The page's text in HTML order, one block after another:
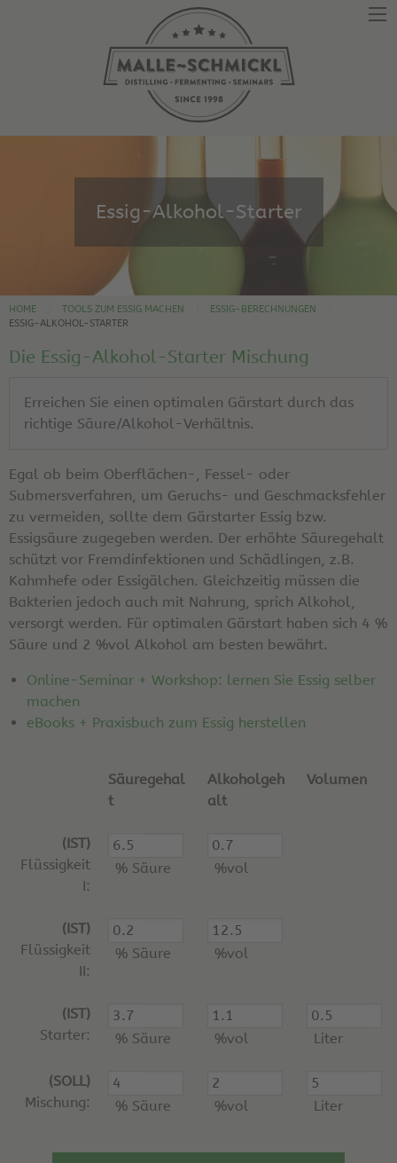
Essig-Alkohol-Starter
HOME TOOLS ZUM ESSIG MACHEN
ESSIG-BERECHNUNGEN
ESSIG-ALKOHOL-STARTER
Die Essig-Alkohol-Starter Mischung
Erreichen Sie einen optimalen Gärstart durch das
richtige Säure/Alkohol-Verhältnis.
Egal ob beim Oberflächen-, Fessel- oder
Submersverfahren, um Geruchs- und Geschmacksfehler
zu vermeiden, sollte dem Gärstarter Essig bzw.
Essigsäure zugegeben werden. Der erhöhte Säuregehalt
schützt vor Fremdinfektionen und Schädlingen, z.B.
Kahmhefe oder Essigälchen. Gleichzeitig müssen die
Bakterien jedoch auch mit Nahrung, sprich Alkohol,
versorgt werden. Für optimalen Gärstart haben sich 4 %
Säure und 2 %vol Alkohol am besten bewährt.
Online-Seminar + Workshop: lernen Sie Essig selber
machen
eBooks + Praxisbuch zum Essig herstellen
Säuregehal
t
Alkoholgeh
alt
Volumen
(IST)
Flüssigkeit
I:
% Säure %vol
(IST)
Flüssigkeit
II:
% Säure %vol
(IST)
Starter:
% Säure %vol Liter
(SOLL)
Mischung:
% Säure %vol Liter